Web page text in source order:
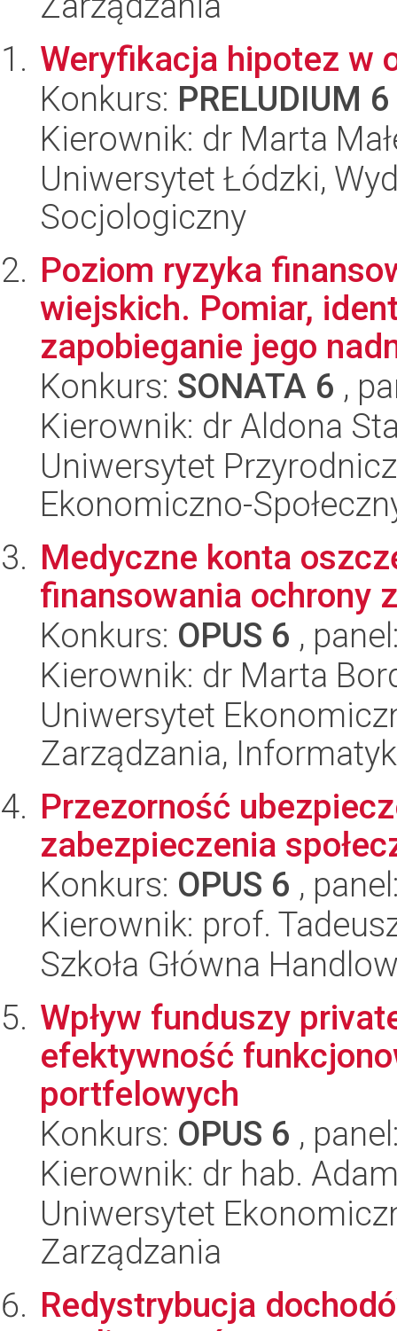
Weryfikacja hipotez w
Konkurs: PRELUDIUM 6
Kierownik: dr Marta
Uniwersytet Łódzki,
Socjologiczny
Poziom ryzyka
wiejskich. Pomiar,
zapobieganie jego
Konkurs: SONATA 6 ,
Kierownik: dr Aldona
Uniwersytet
Ekonomiczno-
Medyczne konta
finansowania ochrony
Konkurs: OPUS 6 ,
Kierownik: dr Marta
Uniwersytet
Zarządzania,
Przezorność
zabezpieczenia
Konkurs: OPUS 6 ,
Kierownik: prof.
Szkoła Główna
Wpływ funduszy
efektywność
portfelowych
Konkurs: OPUS 6 ,
Kierownik: dr hab.
Uniwersytet
Zarządzania
Redystrybucja